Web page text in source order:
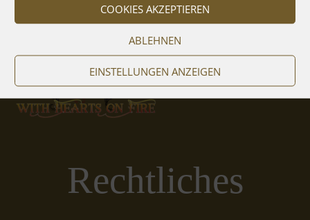
COOKIES AKZEPTIEREN
ABLEHNEN
EINSTELLUNGEN ANZEIGEN
Rechtliches